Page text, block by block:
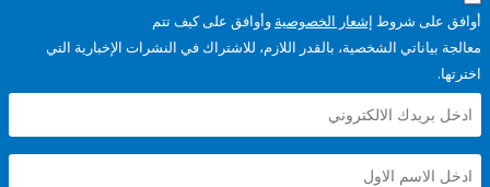
شروطإشعار الخصوصيةوأوافق على كيف تتم
الشخصية، بالقدر اللازم، للاشتراك في النشرات الإخبارية التي